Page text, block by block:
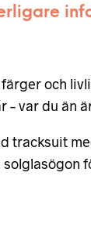
och
– var du än
tracksuit